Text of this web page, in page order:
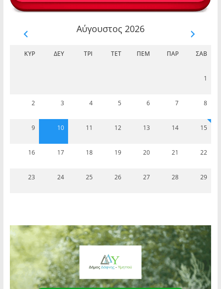
Αύγουστος 2026
ΚΥΡ ΔΕΥ ΤΡΊ ΤΕΤ ΠΈΜ ΠΑΡ ΣΆΒ
1
2 3 4 5 6 7 8
9 10 11 12 13 14 15
16 17 18 19 20 21 22
23 24 25 26 27 28 29